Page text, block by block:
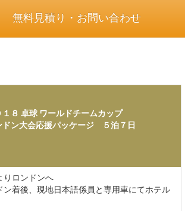
無料見積り・お問い合わせ
１８ 卓球 ワールドチームカップ
ドン大会応援パッケージ ５泊７日
りロンドンへ
ン着後、現地日本語係員と専用車にてホテル